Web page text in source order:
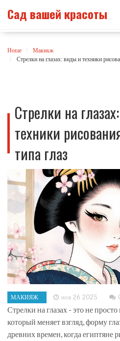
Сад вашей красоты
Home
Макияж
Стрелки на глазах: виды и техники
Стрелки на
техники
типа глаз
МАКИЯЖ ноя 26 2025
Стрелки на глазах - это не
который меняет взгляд, форму
древних времен, когда египтяне